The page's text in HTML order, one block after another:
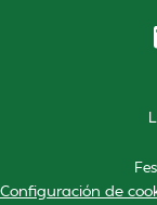
Configuración de